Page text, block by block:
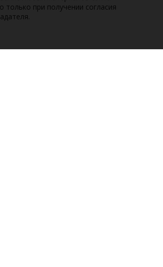
только при получении согласия